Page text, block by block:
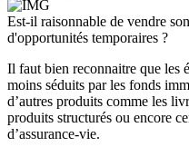
Est-il raisonnable de vendre
d'opportunités temporaires ?
Il faut bien reconnaitre que les
moins séduits par les fonds
d’autres produits comme les
produits structurés ou encore
d’assurance-vie.